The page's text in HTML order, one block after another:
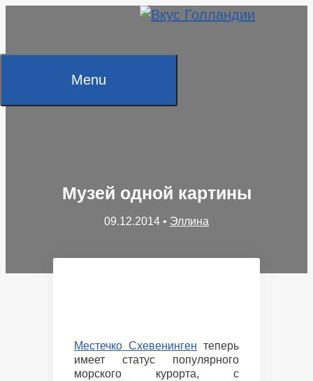
Menu
Музей одной картины
09.12.2014 • Эллина
Местечко Схевенинген теперь
имеет статус популярного
морского курорта, с